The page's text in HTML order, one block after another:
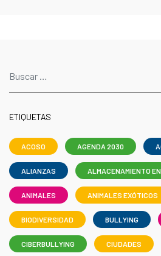
ETIQUETAS
ACOSO AGENDA 2030
ALIANZAS ALMACENAMIENTO
ANIMALES ANIMALES EXÓTICOS
BIODIVERSIDAD BULLYING
CIBERBULLYING CIUDADES